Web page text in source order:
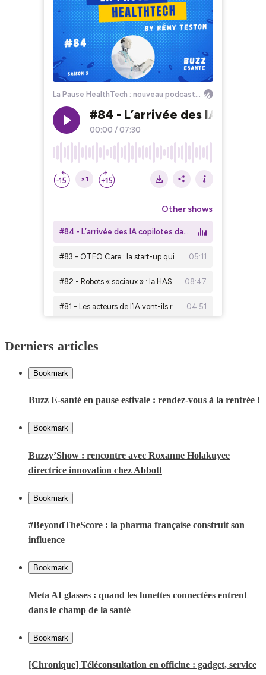
Derniers articles
Bookmark
Buzz E-santé en pause estivale : rendez-vous à la rentrée !
Bookmark
Buzzy’Show : rencontre avec Roxanne Holakuyee
directrice innovation chez Abbott
Bookmark
#BeyondTheScore : la pharma française construit son
influence
Bookmark
Meta AI glasses : quand les lunettes connectées entrent
dans le champ de la santé
Bookmark
[Chronique] Téléconsultation en officine : gadget, service